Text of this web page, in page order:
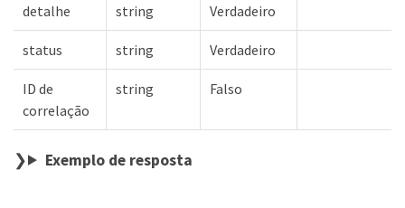
detalhe string Verdadeiro
status string Verdadeiro
ID de
correlação
string Falso
Exemplo de resposta